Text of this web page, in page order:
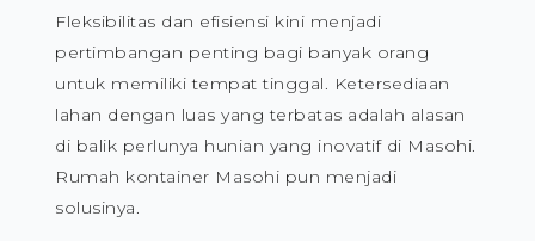
Fleksibilitas dan efisiensi kini menjadi
pertimbangan penting bagi banyak orang
untuk memiliki tempat tinggal. Ketersediaan
lahan dengan luas yang terbatas adalah alasan
di balik perlunya hunian yang inovatif di Masohi.
Rumah kontainer Masohi pun menjadi
solusinya.